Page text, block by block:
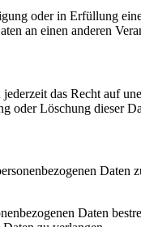
oder in Erfüllung
an einen anderen
das Recht auf
Löschung dieser
Daten